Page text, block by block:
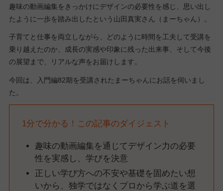
趣味の動画編集をきっかけにデザインの必要性を感じ、思い出し
たように一歩を踏み出したという山田真実さん（まーちゃん）。
子育てと仕事を両立しながら、どのように時間を工夫して受講を
乗り越えたのか、成長の実感や印象に残った出来事、そして今後
の展望まで、リアルな声をお届けします。
今回は、入門編82期を受講されたまーちゃんにお話を伺いまし
た。
1分で分かる！この記事のダイジェスト
趣味の動画編集を通じてデザイン力の必要
性を実感し、学びを決意
正しい学び方への不安や基礎を固めたい想
いから、独学ではなくプロから学ぶ道を選